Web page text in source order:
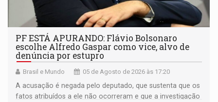
PF ESTÁ APURANDO: Flávio Bolsonaro
escolhe Alfredo Gaspar como vice, alvo de
denúncia por estupro
Brasil e Mundo 05 de Agosto de 2026 às 17:20
A acusação é negada pelo deputado, que sustenta que os
fatos atribuídos a ele não ocorreram e que a investigação